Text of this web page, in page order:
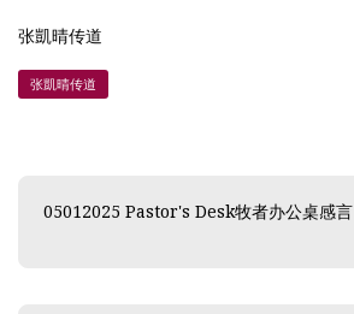
张凱晴传道
张凱晴传道
05012025 Pastor's Desk牧者办公桌感言